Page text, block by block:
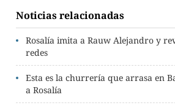
Noticias relacionadas
Rosalía imita a Rauw Alejandro y
redes
Esta es la churrería que arrasa en
a Rosalía